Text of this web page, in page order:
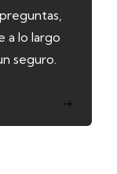
a lo largo
seguro.